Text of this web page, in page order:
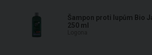
Šampon proti lupům Bio
250 ml